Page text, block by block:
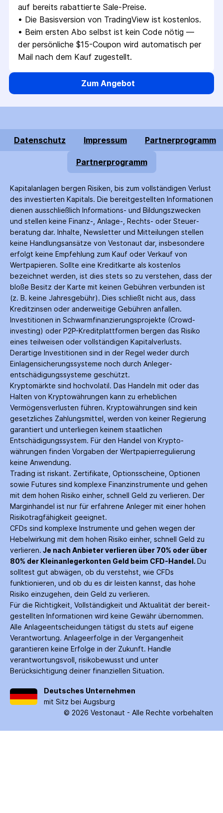
auf bereits rabattierte Sale-Preise.
• Die Basisversion von TradingView ist kostenlos.
• Beim ersten Abo selbst ist kein Code nötig —
der persönliche $15-Coupon wird automatisch per
Mail nach dem Kauf zugestellt.
Zum Angebot
Datenschutz Impressum Partnerprogramm
Partnerprogramm
Kapitalanlagen bergen Risiken, bis zum voll­ständigen Verlust
des investierten Kapitals. Die bereitgestellten Informationen
dienen ausschließlich Informations- und Bildungs­zwecken
und stellen keine Finanz-, Anlage-, Rechts- oder Steuer­
beratung dar. Inhalte, Newsletter und Mitteilungen stellen
keine Handlungs­ansätze von Vestonaut dar, insbesondere
erfolgt keine Empfehlung zum Kauf oder Verkauf von
Wertpapieren. Sollte eine Kreditkarte als kostenlos
bezeichnet werden, ist dies stets so zu verstehen, dass der
bloße Besitz der Karte mit keinen Gebühren verbunden ist
(z. B. keine Jahres­gebühr). Dies schließt nicht aus, dass
Kredit­zinsen oder anderweitige Gebühren anfallen.
Investitionen in Schwarm­finanzierungs­projekte (Crowd­
investing) oder P2P-Kredit­plattformen bergen das Risiko
eines teilweisen oder vollständigen Kapitalverlusts.
Derartige Investitionen sind in der Regel weder durch
Einlagen­sicherungs­systeme noch durch Anleger­
entschädigungs­systeme geschützt.
Kryptomärkte sind hochvolatil. Das Handeln mit oder das
Halten von Krypto­währungen kann zu erheblichen
Vermögensverlusten führen. Krypto­währungen sind kein
gesetzliches Zahlungs­mittel, werden von keiner Regierung
garantiert und unterliegen keinem staatlichen
Entschädigungs­system. Für den Handel von Krypto­
währungen finden Vorgaben der Wertpapier­regulierung
keine Anwendung.
Trading ist riskant. Zertifikate, Options­scheine, Optionen
sowie Futures sind komplexe Finanz­instrumente und gehen
mit dem hohen Risiko einher, schnell Geld zu verlieren. Der
Margin­handel ist nur für erfahrene Anleger mit einer hohen
Risiko­tragfähigkeit geeignet.
CFDs sind komplexe Instrumente und gehen wegen der
Hebelwirkung mit dem hohen Risiko einher, schnell Geld zu
verlieren. Je nach Anbieter verlieren über 70% oder über
80% der Kleinanleger­konten Geld beim CFD-Handel. Du
solltest gut abwägen, ob du verstehst, wie CFDs
funktionieren, und ob du es dir leisten kannst, das hohe
Risiko einzugehen, dein Geld zu verlieren.
Für die Richtigkeit, Vollständigkeit und Aktualität der bereit­
gestellten Informationen wird keine Gewähr über­nommen.
Alle Anlage­entscheidungen tätigst du stets auf eigene
Verantwortung. Anlage­erfolge in der Ver­gangenheit
garantieren keine Erfolge in der Zukunft. Handle
verantwortungsvoll, risiko­bewusst und unter
Berücksichtigung deiner finanziellen Situation.
Deutsches Unternehmen
mit Sitz bei Augsburg
© 2026 Vestonaut - Alle Rechte vorbehalten